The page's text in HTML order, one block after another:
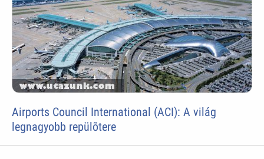
Airports Council International (ACI): A világ
legnagyobb repülõtere